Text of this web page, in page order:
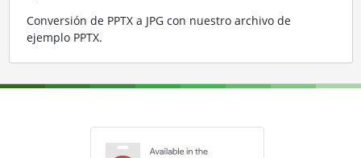
Conversión de PPTX a JPG con nuestro archivo de
ejemplo PPTX.